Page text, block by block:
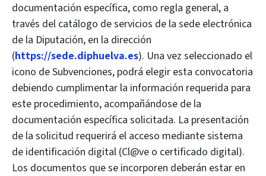
documentación específica, como regla general, a
través del catálogo de servicios de la sede electrónica
de la Diputación, en la dirección
(https://sede.diphuelva.es). Una vez seleccionado el
icono de Subvenciones, podrá elegir esta convocatoria
debiendo cumplimentar la información requerida para
este procedimiento, acompañándose de la
documentación específica solicitada. La presentación
de la solicitud requerirá el acceso mediante sistema
de identificación digital (Cl@ve o certificado digital).
Los documentos que se incorporen deberán estar en